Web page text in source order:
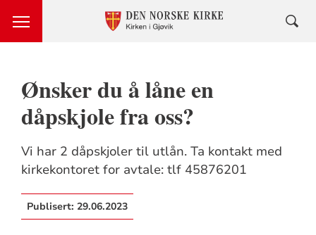
Ønsker du å låne en
dåpskjole fra oss?
Vi har 2 dåpskjoler til utlån. Ta kontakt med
kirkekontoret for avtale: tlf 45876201
Publisert: 29.06.2023